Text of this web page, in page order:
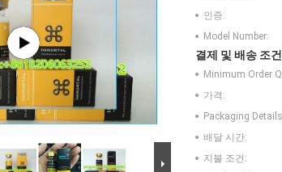
인증:
Model Number:
결제 및 배송 조
Minimum Order
가격:
Packaging
배달 시간:
지불 조건: